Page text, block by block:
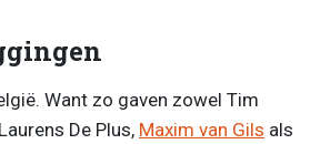
Want zo gaven zowel Tim
De Plus, Maxim van Gils als